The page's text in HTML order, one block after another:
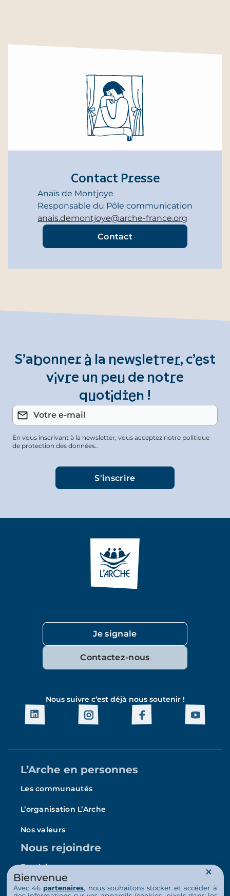
Contact Presse
Anaïs de Montjoye
Responsable du Pôle communication
anais.demontjoye@arche-france.org
Contact
S’abonner à la newsletter, c’est
vivre un peu de notre
quotidien !
En vous inscrivant à la newsletter, vous acceptez notre politique
de protection des données..
Je signale
Contactez-nous
Nous suivre c’est déjà nous soutenir !
L’Arche en personnes
Les communautés
L’organisation L’Arche
Nos valeurs
Nous rejoindre
Emploi
Bénévolat
Bienvenue
Avec 46 partenaires, nous souhaitons stocker et accéder à